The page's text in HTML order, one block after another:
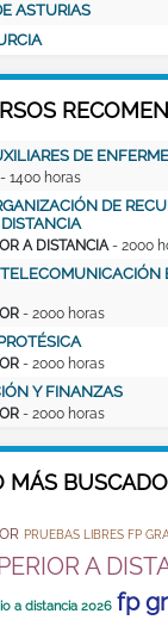
ASTURIAS
DE
- 1400 horas
DE
A DISTANCIA - 2000
- 2000 horas
- 2000 horas
Y FINANZAS
- 2000 horas
MÁS
PRUEBAS LIBRES FP
A
a distancia 2026 fp